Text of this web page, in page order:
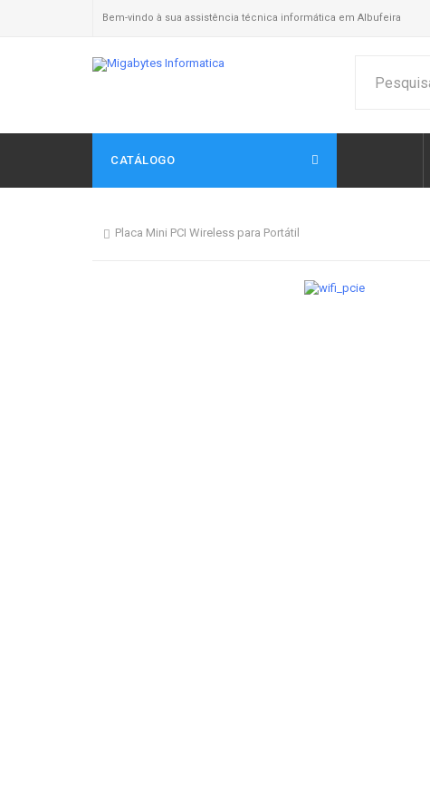
Bem-vindo à sua assistência técnica informática em Albufeira
CATÁLOGO
Placa Mini PCI Wireless para Portátil